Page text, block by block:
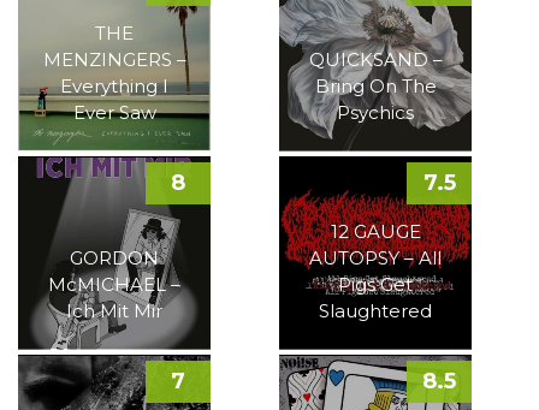
THE
MENZINGERS –
Everything I
Ever Saw
QUICKSAND –
Bring On The
Psychics
GORDON
McMICHAEL –
Ich Mit Mir
8
12 GAUGE
AUTOPSY – All
Pigs Get
Slaughtered
7.5
7 8.5